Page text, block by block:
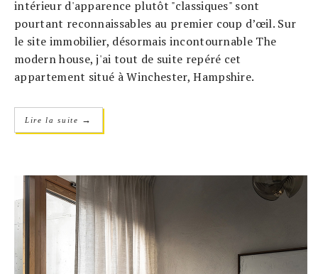
intérieur d'apparence plutôt "classiques" sont
pourtant reconnaissables au premier coup d’œil. Sur
le site immobilier, désormais incontournable The
modern house, j'ai tout de suite repéré cet
appartement situé à Winchester, Hampshire.
Lire la suite →